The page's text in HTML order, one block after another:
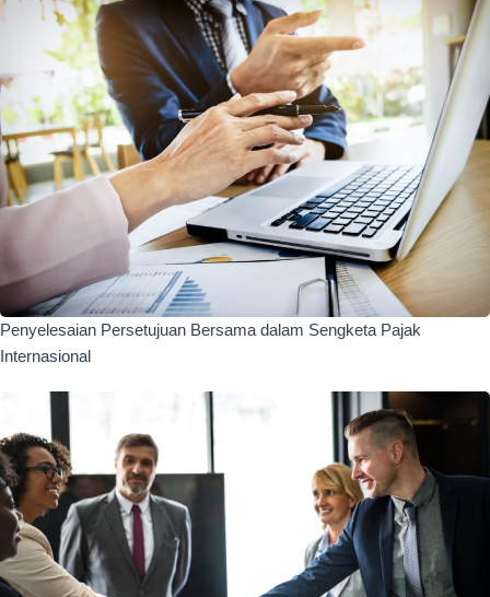
Penyelesaian Persetujuan Bersama dalam Sengketa Pajak
Internasional